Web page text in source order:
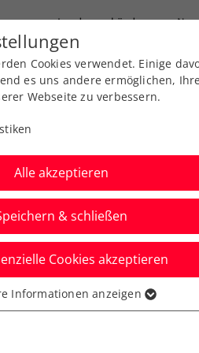
Landesverbände
Services Über
Sorger
sich
Cookies verwendet. Einige
es uns andere ermöglichen,
Webseite zu verbessern.
Alle akzeptieren
& schließen
Cookies akzeptieren
für grundlegende Funktionen der
ist gewährleistet, dass die
Informationen anzeigen